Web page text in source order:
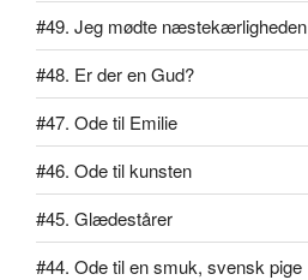
#49. Jeg mødte næstekærligheden
#48. Er der en Gud?
#47. Ode til Emilie
#46. Ode til kunsten
#45. Glædestårer
#44. Ode til en smuk, svensk pige